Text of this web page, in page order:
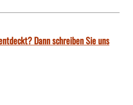
Dann schreiben Sie uns